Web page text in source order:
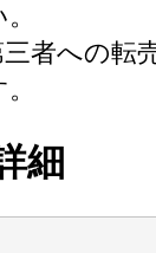
者への転
細